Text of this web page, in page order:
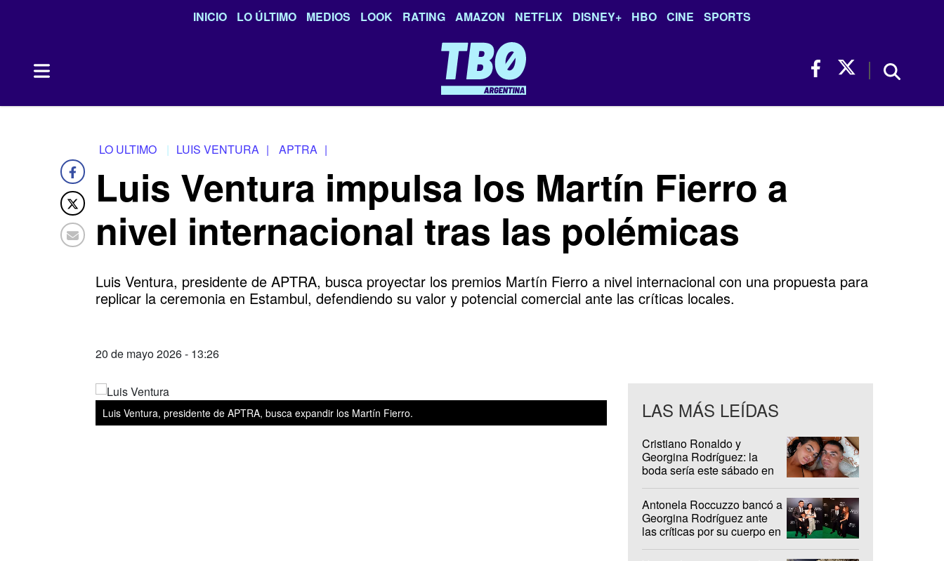
INICIO LO ÚLTIMO MEDIOS LOOK RATING AMAZON NETFLIX DISNEY+ HBO CINE SPORTS
LO ULTIMO LUIS VENTURA | APTRA |
Luis Ventura impulsa los Martín Fierro a
nivel internacional tras las polémicas
Luis Ventura, presidente de APTRA, busca proyectar los premios Martín Fierro a nivel internacional con una propuesta para
replicar la ceremonia en Estambul, defendiendo su valor y potencial comercial ante las críticas locales.
20 de mayo 2026 - 13:26
Luis Ventura, presidente de APTRA, busca expandir los Martín Fierro. LAS MÁS LEÍDAS
Cristiano Ronaldo y
Georgina Rodríguez: la
boda sería este sábado en
Antonela Roccuzzo bancó a
Georgina Rodríguez ante
las críticas por su cuerpo en